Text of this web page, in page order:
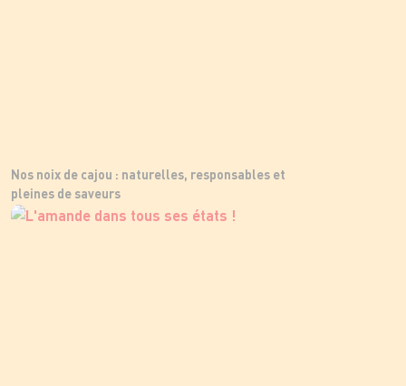
Nos noix de cajou : naturelles, responsables et
pleines de saveurs